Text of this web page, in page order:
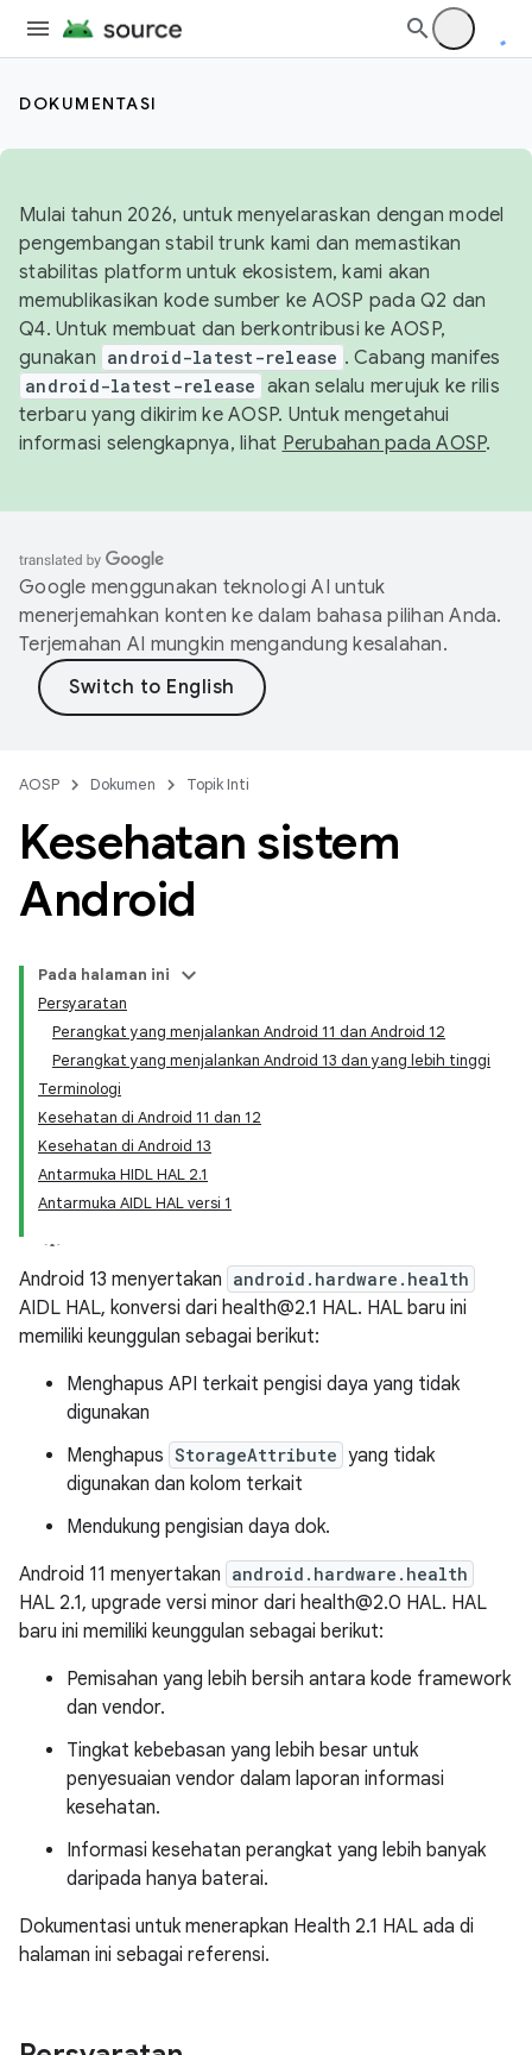
DOKUMENTASI
Mulai tahun 2026, untuk menyelaraskan dengan model
pengembangan stabil trunk kami dan memastikan
stabilitas platform untuk ekosistem, kami akan
memublikasikan kode sumber ke AOSP pada Q2 dan
Q4. Untuk membuat dan berkontribusi ke AOSP,
gunakan android-latest-release . Cabang manifes
android-latest-release akan selalu merujuk ke rilis
terbaru yang dikirim ke AOSP. Untuk mengetahui
informasi selengkapnya, lihat Perubahan pada AOSP.
Google menggunakan teknologi AI untuk
menerjemahkan konten ke dalam bahasa pilihan Anda.
Terjemahan AI mungkin mengandung kesalahan.
AOSP Dokumen Topik Inti
Kesehatan sistem
Android
Pada halaman ini
Persyaratan
Perangkat yang menjalankan Android 11 dan Android 12
Perangkat yang menjalankan Android 13 dan yang lebih tinggi
Terminologi
Kesehatan di Android 11 dan 12
Kesehatan di Android 13
Antarmuka HIDL HAL 2.1
Antarmuka AIDL HAL versi 1
Android 13 menyertakan android.hardware.health
AIDL HAL, konversi dari health@2.1 HAL. HAL baru ini
memiliki keunggulan sebagai berikut:
Menghapus API terkait pengisi daya yang tidak
digunakan
Menghapus StorageAttribute yang tidak
digunakan dan kolom terkait
Mendukung pengisian daya dok.
Android 11 menyertakan android.hardware.health
HAL 2.1, upgrade versi minor dari health@2.0 HAL. HAL
baru ini memiliki keunggulan sebagai berikut:
Pemisahan yang lebih bersih antara kode framework
dan vendor.
Tingkat kebebasan yang lebih besar untuk
penyesuaian vendor dalam laporan informasi
kesehatan.
Informasi kesehatan perangkat yang lebih banyak
daripada hanya baterai.
Dokumentasi untuk menerapkan Health 2.1 HAL ada di
halaman ini sebagai referensi.